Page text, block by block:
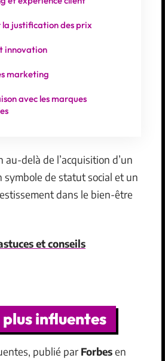
la justification des prix
innovation
marketing
avec les marques
delà de l’acquisition d’un
symbole de statut social et un
dans le bien-être
et conseils
plus influentes
publié par Forbesen